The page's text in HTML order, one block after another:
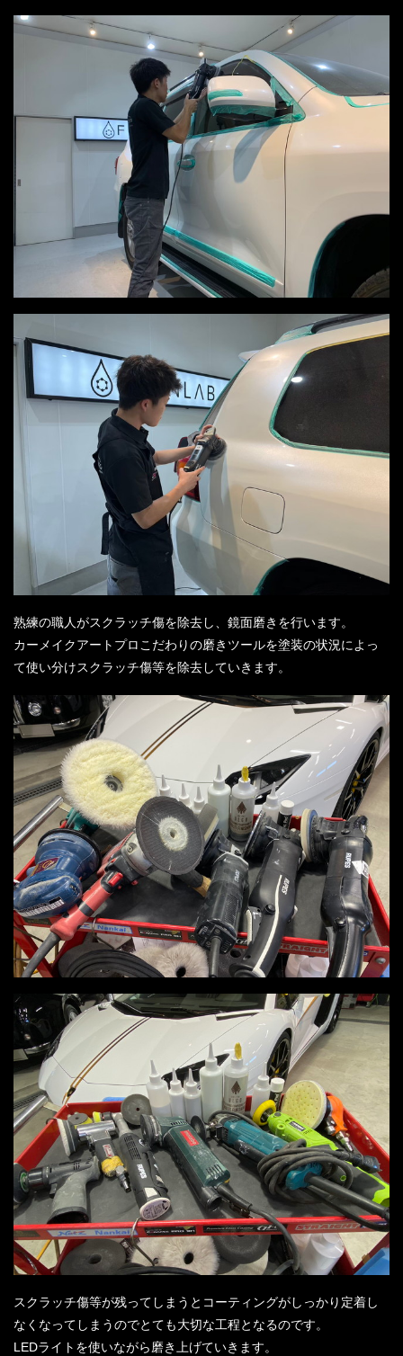
熟練の職人がスクラッチ傷を除去し、鏡面磨きを行います。
カーメイクアートプロこだわりの磨きツールを塗装の状況によっ
て使い分けスクラッチ傷等を除去していきます。
スクラッチ傷等が残ってしまうとコーティングがしっかり定着し
なくなってしまうのでとても大切な工程となるのです。
LEDライトを使いながら磨き上げていきます。